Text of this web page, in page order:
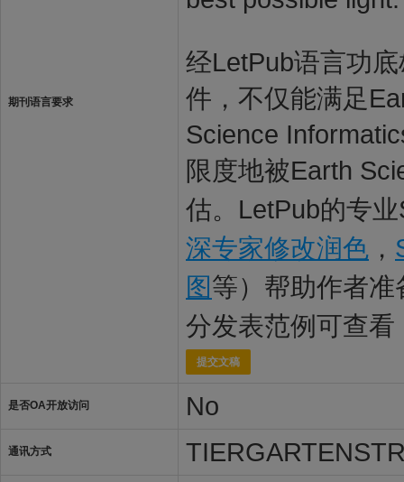
期刊语言要求
经LetPub语言功
件，不仅能满足
Science
限度地被Earth
估。LetPub的专
深专家修改润色 ，
图等）帮助作者
分发表范例可查看
提交文稿
是否OA开放访问 No
通讯方式